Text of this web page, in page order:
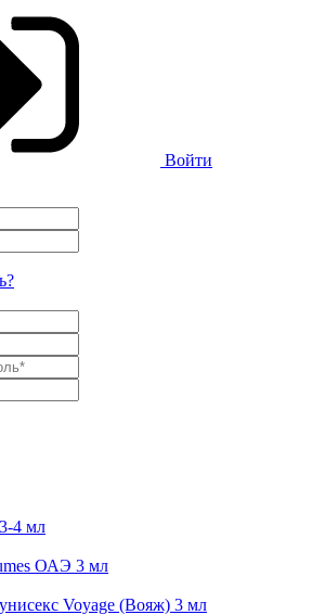
Войти
4 мл
ОАЭ 3 мл
Voyage (Вояж) 3 мл